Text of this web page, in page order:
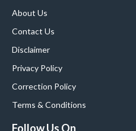
About Us
Contact Us
Disclaimer
Privacy Policy
Correction Policy
Terms & Conditions
Follow Us On